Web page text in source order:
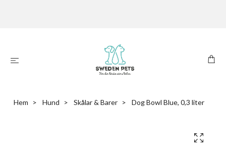
Hem Hund Skålar & Barer Dog Bowl Blue, 0,3 liter